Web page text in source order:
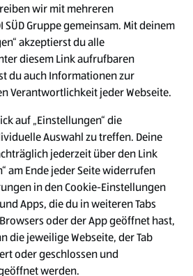
W
i
r
d
a
u
f
W
i
r
d
a
u
f
W
i
r
d
a
Datenschutz
wir mit mehreren
SÜD Gruppe gemeinsam. Mit deinem
akzeptierst du alle
diesem Link aufrufbaren
du auch Informationen zur
Verantwortlichkeit jeder Webseite.
auf „Einstellungen“ die
Auswahl zu treffen. Deine
jederzeit über den Link
am Ende jeder Seite widerrufen
in den Cookie-Einstellungen
Apps, die du in weiteren Tabs
oder der App geöffnet hast,
die jeweilige Webseite, der Tab
oder geschlossen und
werden.